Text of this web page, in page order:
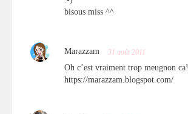
bisous miss ^^
Marazzam 31 août 2011
Oh c’est vraiment trop meugnon ca!
https://marazzam.blogspot.com/